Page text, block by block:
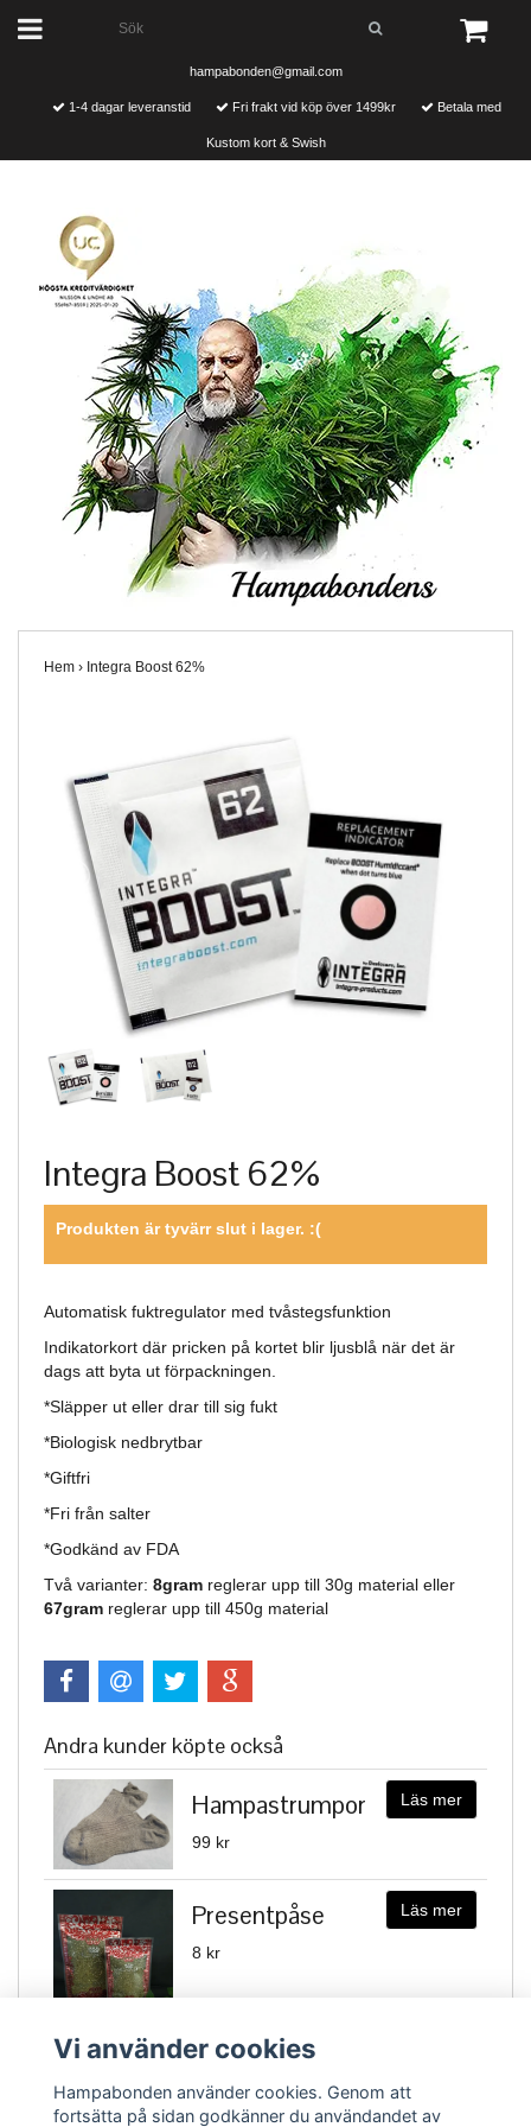
hampabonden@gmail.com
1-4 dagar leveranstid Fri frakt vid köp över 1499kr Betala med
Kustom kort & Swish
Hem › Integra Boost 62%
Integra Boost 62%
Produkten är tyvärr slut i lager. :(
Automatisk fuktregulator med tvåstegsfunktion
Indikatorkort där pricken på kortet blir ljusblå när det är
dags att byta ut förpackningen.
*Släpper ut eller drar till sig fukt
*Biologisk nedbrytbar
*Giftfri
*Fri från salter
*Godkänd av FDA
Två varianter: 8gram reglerar upp till 30g material eller
67gram reglerar upp till 450g material
Andra kunder köpte också
Hampastrumpor
99 kr
Läs mer
Presentpåse
8 kr
Läs mer
Vi använder cookies
Hampabonden använder cookies. Genom att
fortsätta på sidan godkänner du användandet av